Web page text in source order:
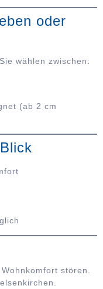
oder
wählen zwischen:
(ab 2 cm
stören.